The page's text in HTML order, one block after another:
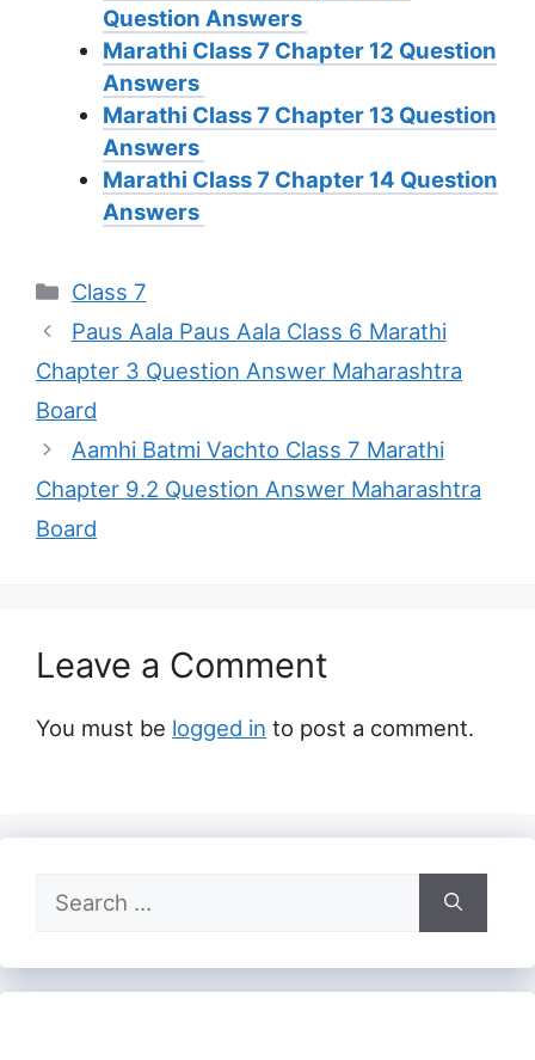
Question Answers
Marathi Class 7 Chapter 12 Question
Answers
Marathi Class 7 Chapter 13 Question
Answers
Marathi Class 7 Chapter 14 Question
Answers
Categories
Class 7
Paus Aala Paus Aala Class 6 Marathi
Chapter 3 Question Answer Maharashtra
Board
Aamhi Batmi Vachto Class 7 Marathi
Chapter 9.2 Question Answer Maharashtra
Board
Leave a Comment
You must be logged in to post a comment.
Search
for: